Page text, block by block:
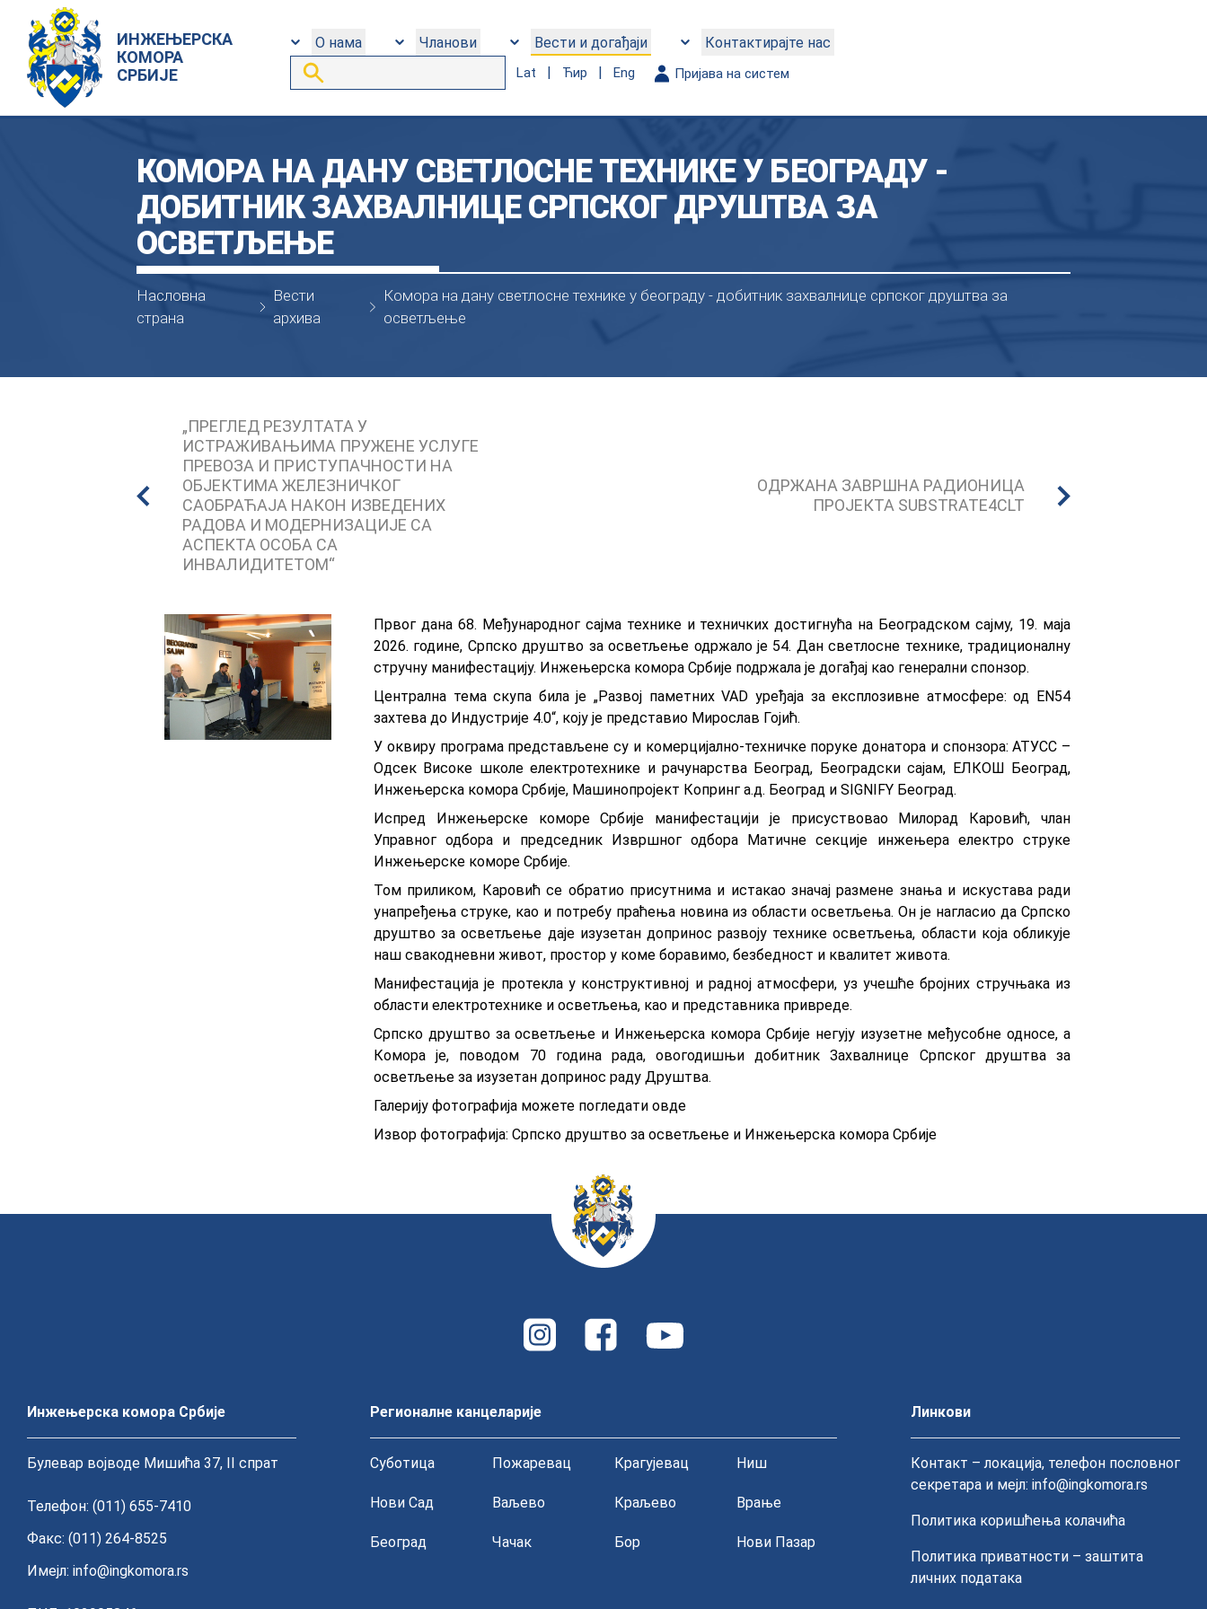
ИНЖЕЊЕРСКА
КОМОРА
СРБИЈЕ
О нама Чланови Вести и догађаји Контактирајте нас
Lat | Ћир | Eng Пријава на систем
КОМОРА НА ДАНУ СВЕТЛОСНЕ ТЕХНИКЕ У БЕОГРАДУ -
ДОБИТНИК ЗАХВАЛНИЦЕ СРПСКОГ ДРУШТВА ЗА
ОСВЕТЉЕЊЕ
Насловна
страна
Вести
архива
Комора на дану светлосне технике у београду - добитник захвалнице српског друштва за
осветљење
„ПРЕГЛЕД РЕЗУЛТАТА У
ИСТРАЖИВАЊИМА ПРУЖЕНЕ УСЛУГЕ
ПРЕВОЗА И ПРИСТУПАЧНОСТИ НА
ОБЈЕКТИМА ЖЕЛЕЗНИЧКОГ
САОБРАЋАЈА НАКОН ИЗВЕДЕНИХ
РАДОВА И МОДЕРНИЗАЦИЈЕ СА
АСПЕКТА ОСОБА СА
ИНВАЛИДИТЕТОМ“
ОДРЖАНА ЗАВРШНА РАДИОНИЦА
ПРОЈЕКТА SUBSTRATE4CLT
Првог дана 68. Међународног сајма технике и техничких достигнућа на Београдском сајму, 19. маја
2026. године, Српско друштво за осветљење одржало је 54. Дан светлосне технике, традиционалну
стручну манифестацију. Инжењерска комора Србије подржала је догађај као генерални спонзор.
Централна тема скупа била је „Развој паметних VAD уређаја за експлозивне атмосфере: од EN54
захтева до Индустрије 4.0“, коју је представио Мирослав Гојић.
У оквиру програма представљене су и комерцијално-техничке поруке донатора и спонзора: АТУСС –
Одсек Високе школе електротехнике и рачунарства Београд, Београдски сајам, ЕЛКОШ Београд,
Инжењерска комора Србије, Машинопројект Копринг а.д. Београд и SIGNIFY Београд.
Испред Инжењерске коморе Србије манифестацији је присуствовао Милорад Каровић, члан
Управног одбора и председник Извршног одбора Матичне секције инжењера електро струке
Инжењерске коморе Србије.
Том приликом, Каровић се обратио присутнима и истакао значај размене знања и искустава ради
унапређења струке, као и потребу праћења новина из области осветљења. Он је нагласио да Српско
друштво за осветљење даје изузетан допринос развоју технике осветљења, области која обликује
наш свакодневни живот, простор у коме боравимо, безбедност и квалитет живота.
Манифестација је протекла у конструктивној и радној атмосфери, уз учешће бројних стручњака из
области електротехнике и осветљења, као и представника привреде.
Српско друштво за осветљење и Инжењерска комора Србије негују изузетне међусобне односе, а
Комора је, поводом 70 година рада, овогодишњи добитник Захвалнице Српског друштва за
осветљење за изузетан допринос раду Друштва.
Галерију фотографија можете погледати овде
Извор фотографија: Српско друштво за осветљење и Инжењерска комора Србије
Инжењерска комора Србије
Булевар војводе Мишића 37, II спрат
Телефон: (011) 655-7410
Факс: (011) 264-8525
Имејл: info@ingkomora.rs
Регионалне канцеларије
Суботица
Нови Сад
Београд
Пожаревац
Ваљево
Чачак
Крагујевац
Краљево
Бор
Ниш
Врање
Нови Пазар
Линкови
Контакт – локација, телефон пословног
секретара и мејл: info@ingkomora.rs
Политика коришћења колачића
Политика приватности – заштита
личних података